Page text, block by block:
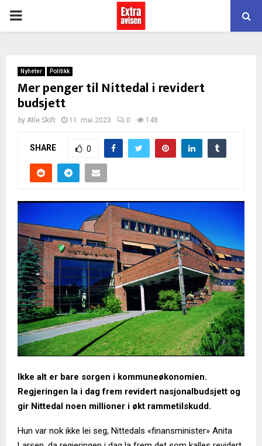
PRIMARY
Nyheter Politikk
Mer penger til Nittedal i revidert
budsjett
by Atle Skift 11. mai 2023 0 148
SHARE 0
Ikke alt er bare sorgen i kommuneøkonomien.
Regjeringen la i dag frem revidert nasjonalbudsjett og
gir Nittedal noen millioner i økt rammetilskudd.
Hun var nok ikke lei seg, Nittedals «finansminister» Anita